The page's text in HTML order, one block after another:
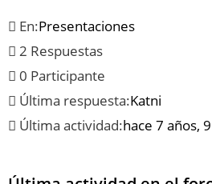
En:Presentaciones
2 Respuestas
0 Participante
Última respuesta:Katni
Última actividad:hace 7 años,